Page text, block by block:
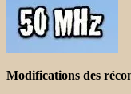
Modifications des